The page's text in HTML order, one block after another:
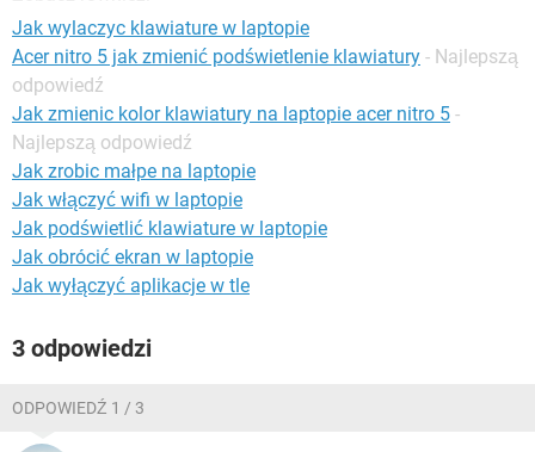
Jak wylaczyc klawiature w laptopie
Acer nitro 5 jak zmienić podświetlenie klawiatury - Najlepszą
odpowiedź
Jak zmienic kolor klawiatury na laptopie acer nitro 5 -
Najlepszą odpowiedź
Jak zrobic małpe na laptopie
Jak włączyć wifi w laptopie
Jak podświetlić klawiature w laptopie
Jak obrócić ekran w laptopie
Jak wyłączyć aplikacje w tle
3 odpowiedzi
ODPOWIEDŹ 1 / 3